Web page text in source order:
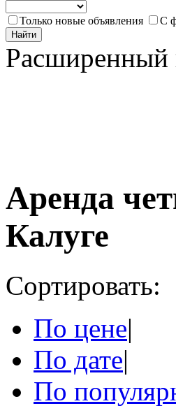
Только новые объявления С
Найти
Расширенный
Аренда
Калуге
Сортировать:
По цене|
По дате|
По